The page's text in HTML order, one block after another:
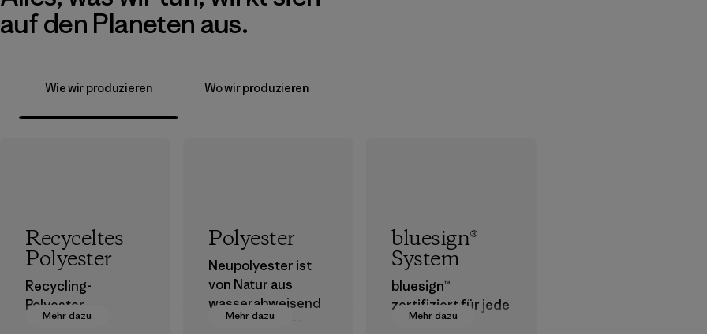
auf den Planeten aus.
Wie wir produzieren Wo wir produzieren
Mehr dazu
Recyceltes
Polyester
Recycling-
Polyester
verringert unsere
Mehr dazu
Polyester
Neupolyester ist
von Natur aus
wasserabweisend
und bringt gute
Mehr dazu
bluesign®
System
bluesign™
zertifiziert für jede
Stufe der